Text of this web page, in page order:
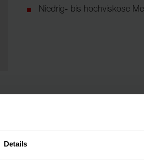
Details
Niedrig- bis hochviskose